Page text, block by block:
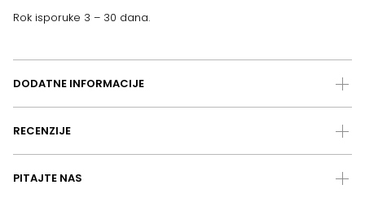
Rok isporuke 3 – 30 dana.
DODATNE INFORMACIJE
RECENZIJE
PITAJTE NAS